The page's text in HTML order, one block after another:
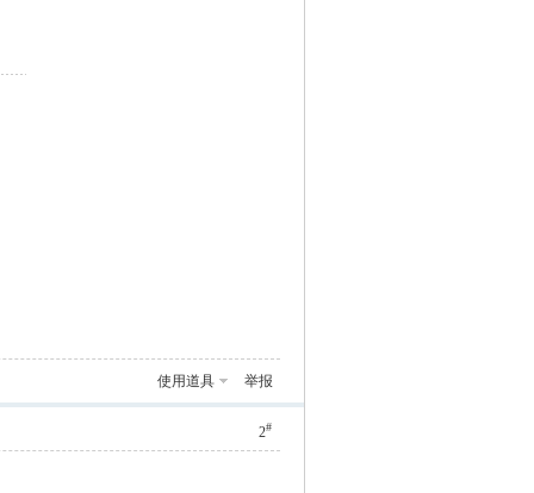
使用道具 举报
2#